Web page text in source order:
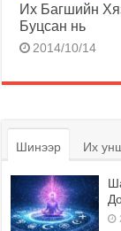
Их Багшийн
Буцсан нь
2014/10/14
Шинээр Их